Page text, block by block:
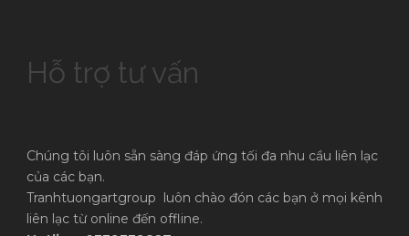
Hỗ trợ tư vấn
Chúng tôi luôn sẵn sàng đáp ứng tối đa nhu cầu liên lạc
của các bạn.
Tranhtuongartgroup luôn chào đón các bạn ở mọi kênh
liên lạc từ online đến offline.